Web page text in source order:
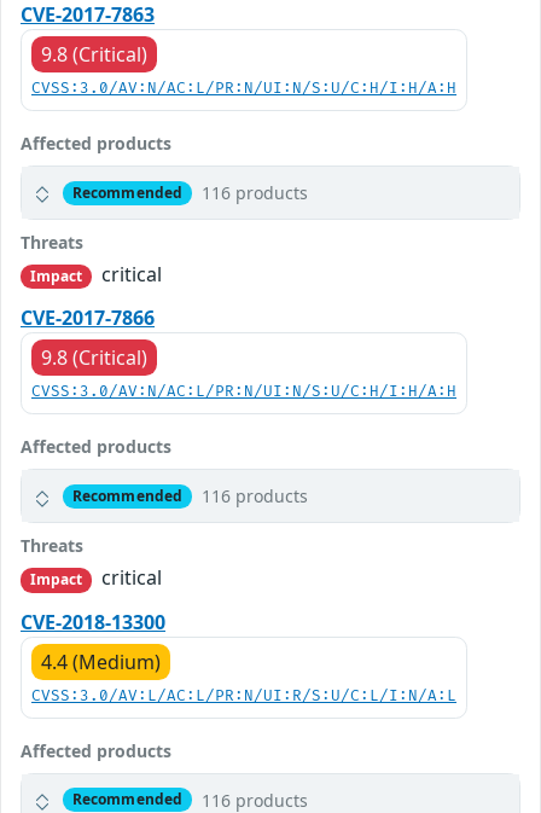
CVE-2017-7863
9.8 (Critical)
CVSS:3.0/AV:N/AC:L/PR:N/UI:N/S:U/C:H/I:H/A:H
Affected products
Recommended 116 products
Threats
Impact
critical
CVE-2017-7866
9.8 (Critical)
CVSS:3.0/AV:N/AC:L/PR:N/UI:N/S:U/C:H/I:H/A:H
Affected products
Recommended 116 products
Threats
Impact
critical
CVE-2018-13300
4.4 (Medium)
CVSS:3.0/AV:L/AC:L/PR:N/UI:R/S:U/C:L/I:N/A:L
Affected products
Recommended 116 products